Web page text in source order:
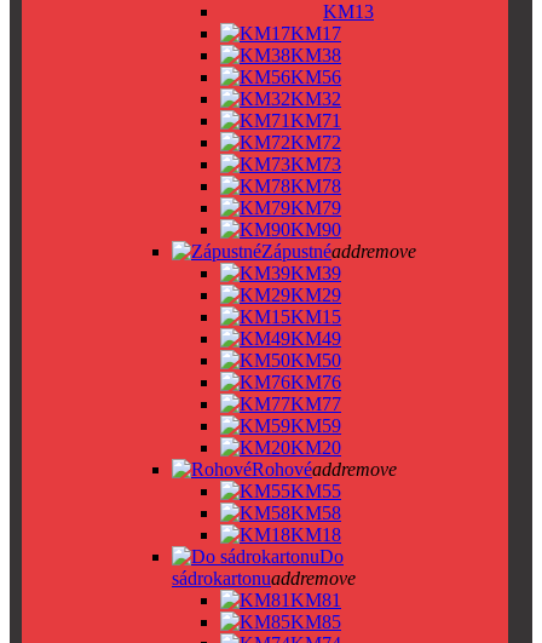
KM13
KM17
KM38
KM56
KM32
KM71
KM72
KM73
KM78
KM79
KM90
Zápustnéaddremove
KM39
KM29
KM15
KM49
KM50
KM76
KM77
KM59
KM20
Rohovéaddremove
KM55
KM58
KM18
Do
sádrokartonuaddremove
KM81
KM85